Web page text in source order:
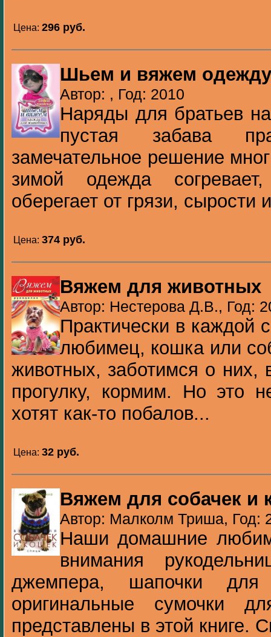
Цена: 296 pуб.
Шьем и вяжем
Автор: , Год: 2010
Наряды для братьев
пустая забава
замечательное решение
зимой одежда
оберегает от грязи, сырости
Цена: 374 pуб.
Вяжем для животных
Автор: Нестерова Д.В., Год:
Практически в каждой
любимец, кошка или
животных, заботимся о
прогулку, кормим. Но это
хотят как-то побалов...
Цена: 32 pуб.
Вяжем для собачек и
Автор: Малколм Триша, Год:
Наши домашние
внимания
джемпера, шапочки
оригинальные сумочки
представлены в этой книге.